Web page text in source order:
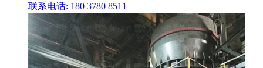
联系电话: 180 3780 8511